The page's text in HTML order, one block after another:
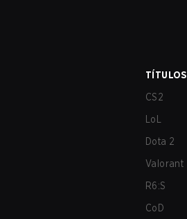
TÍTULOS
CS2
LoL
Dota 2
Valorant
R6:S
CoD